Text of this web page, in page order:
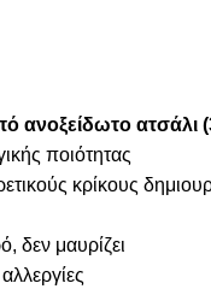
ανοξείδωτο ατσάλι
ποιότητας
κρίκους
δεν μαυρίζει